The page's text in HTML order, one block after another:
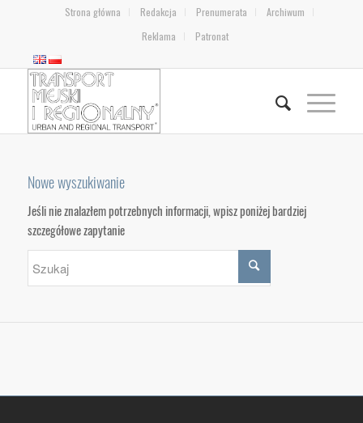
Strona główna Redakcja Prenumerata
Archiwum
Reklama
Patronat
Nowe wyszukiwanie
Jeśli nie znalazłem potrzebnych informacji, wpisz poniżej bardziej
szczegółowe zapytanie